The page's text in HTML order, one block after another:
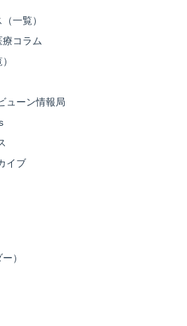
一覧）
コラム
ューン情報局
イブ
）